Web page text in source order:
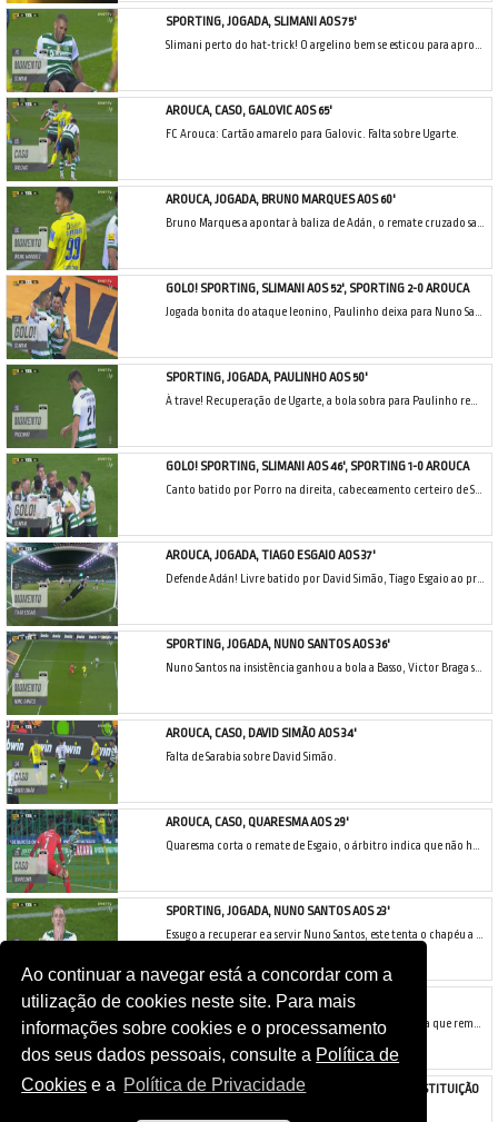
Ao continuar a navegar está a concordar com a
utilização de cookies neste site. Para mais
informações sobre cookies e o processamento
dos seus dados pessoais, consulte a Política de
Cookies e a Política de Privacidade
SPORTING, JOGADA, SLIMANI AOS 75'
Slimani perto do hat-trick! O argelino bem se esticou para aproveitar o cruzamento de Matheus Nunes, mas o desvio saiu ao lado do alvo.
AROUCA, CASO, GALOVIC AOS 65'
FC Arouca: Cartão amarelo para Galovic. Falta sobre Ugarte.
AROUCA, JOGADA, BRUNO MARQUES AOS 60'
Bruno Marques a apontar à baliza de Adán, o remate cruzado saiu longe do alvo.
GOLO! SPORTING, SLIMANI AOS 52', SPORTING 2-0 AROUCA
Jogada bonita do ataque leonino, Paulinho deixa para Nuno Santos cruzar, Slimani foge à defesa arouquense e encosta para o fundo da baliza adversária.
SPORTING, JOGADA, PAULINHO AOS 50'
À trave! Recuperação de Ugarte, a bola sobra para Paulinho rematar já na área, acertou com estrondo no ferro.
GOLO! SPORTING, SLIMANI AOS 46', SPORTING 1-0 AROUCA
Canto batido por Porro na direita, cabeceamento certeiro de Slimani, a bater Victor Braga!
AROUCA, JOGADA, TIAGO ESGAIO AOS 37'
Defende Adán! Livre batido por David Simão, Tiago Esgaio ao primeiro poste desvia de cabeça e só não marca porque o guardião respondeu com uma grande intervenção.
SPORTING, JOGADA, NUNO SANTOS AOS 36'
Nuno Santos na insistência ganhou a bola a Basso, Victor Braga saiu aos pés do jogador leonino que ainda atirou para a baliza deserta, o central arouquense de cabeça a cortar!
AROUCA, CASO, DAVID SIMÃO AOS 34'
Falta de Sarabia sobre David Simão.
AROUCA, CASO, QUARESMA AOS 29'
Quaresma corta o remate de Esgaio, o árbitro indica que não há falta e manda seguir.
SPORTING, JOGADA, NUNO SANTOS AOS 23'
Essugo a recuperar e a servir Nuno Santos, este tenta o chapéu a Victor Braga, seria um belo golo, a bola saiu a rasar o poste!
SPORTING, GOLO ANULADO, SARABIA AOS 9'
Recuperação de Slimani, Matheus Nunes lança Sarabia que remata forte e colocado para dentro da baliza do FC Arouca, mas o lance foi analisado pelo VAR e invalidado por fora de jogo espanhol na altura do passe.
SPORTING CP - FC AROUCA: CONFERE AQUI A CONSTITUIÇÃO